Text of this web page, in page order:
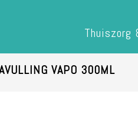
Thuiszorg
VAPO 300ML